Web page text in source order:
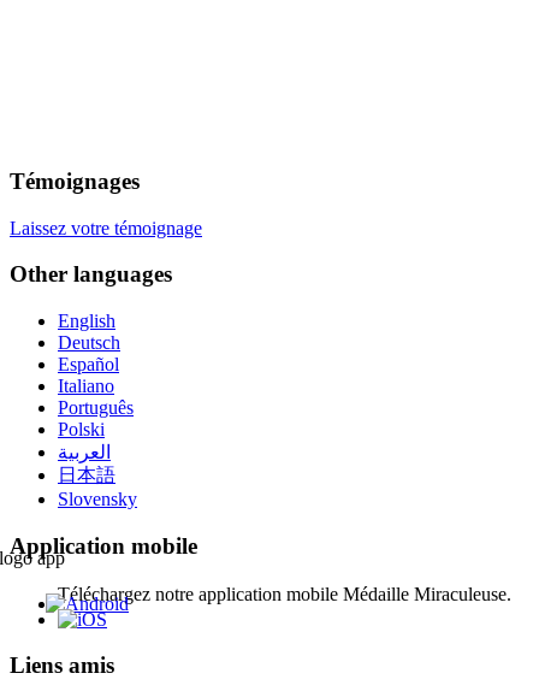
Témoignages
Laissez votre témoignage
Other languages
English
Deutsch
Español
Italiano
Português
Polski
العربية
日本語
Slovensky
Application mobile
Téléchargez notre application mobile Médaille Miraculeuse.
Liens amis